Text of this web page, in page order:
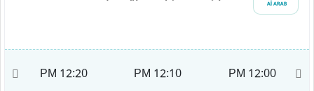
12:00 PM
12:10 PM
12:20 PM